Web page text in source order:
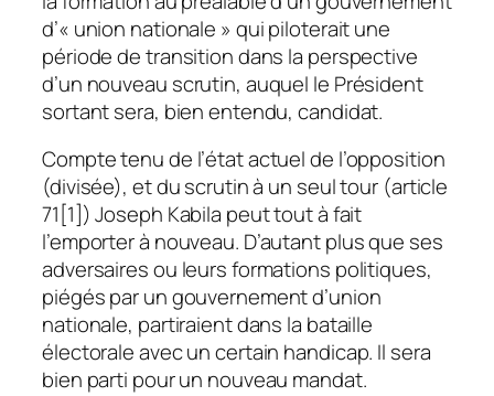
d’« union nationale » qui piloterait une
période de transition dans la perspective
d’un nouveau scrutin, auquel le Président
sortant sera, bien entendu, candidat.
Compte tenu de l’état actuel de l’opposition
(divisée), et du scrutin à un seul tour (article
71[1]) Joseph Kabila peut tout à fait
l’emporter à nouveau. D’autant plus que ses
adversaires ou leurs formations politiques,
piégés par un gouvernement d’union
nationale, partiraient dans la bataille
électorale avec un certain handicap. Il sera
bien parti pour un nouveau mandat.